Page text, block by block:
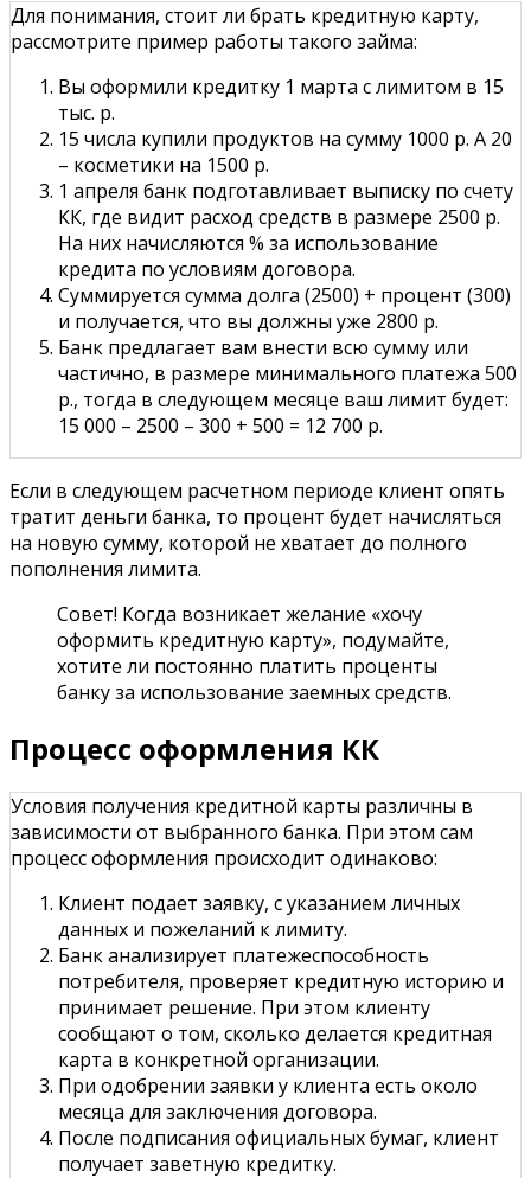
Для понимания, стоит ли брать кредитную карту,
рассмотрите пример работы такого займа:
Вы оформили кредитку 1 марта с лимитом в 15
тыс. р.
15 числа купили продуктов на сумму 1000 р. А 20
– косметики на 1500 р.
1 апреля банк подготавливает выписку по счету
КК, где видит расход средств в размере 2500 р.
На них начисляются % за использование
кредита по условиям договора.
Суммируется сумма долга (2500) + процент (300)
и получается, что вы должны уже 2800 р.
Банк предлагает вам внести всю сумму или
частично, в размере минимального платежа 500
р., тогда в следующем месяце ваш лимит будет:
15 000 – 2500 – 300 + 500 = 12 700 р.
Если в следующем расчетном периоде клиент опять
тратит деньги банка, то процент будет начисляться
на новую сумму, которой не хватает до полного
пополнения лимита.
Совет! Когда возникает желание «хочу
оформить кредитную карту», подумайте,
хотите ли постоянно платить проценты
банку за использование заемных средств.
Процесс оформления КК
Условия получения кредитной карты различны в
зависимости от выбранного банка. При этом сам
процесс оформления происходит одинаково:
Клиент подает заявку, с указанием личных
данных и пожеланий к лимиту.
Банк анализирует платежеспособность
потребителя, проверяет кредитную историю и
принимает решение. При этом клиенту
сообщают о том, сколько делается кредитная
карта в конкретной организации.
При одобрении заявки у клиента есть около
месяца для заключения договора.
После подписания официальных бумаг, клиент
получает заветную кредитку.